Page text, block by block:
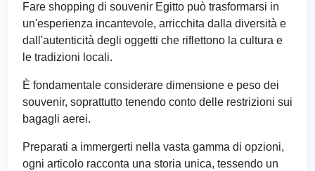
Fare shopping di souvenir Egitto può trasformarsi in
un'esperienza incantevole, arricchita dalla diversità e
dall'autenticità degli oggetti che riflettono la cultura e
le tradizioni locali.
È fondamentale considerare dimensione e peso dei
souvenir, soprattutto tenendo conto delle restrizioni sui
bagagli aerei.
Preparati a immergerti nella vasta gamma di opzioni,
ogni articolo racconta una storia unica, tessendo un